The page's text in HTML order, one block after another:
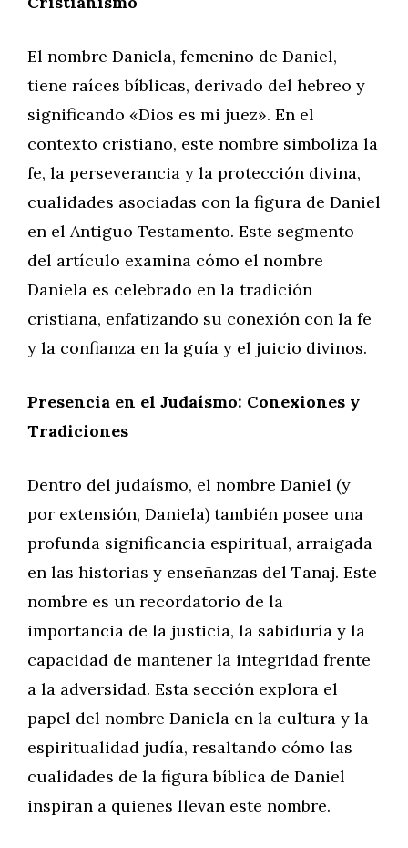
El nombre Daniela, femenino de Daniel,
tiene raíces bíblicas, derivado del hebreo y
significando «Dios es mi juez». En el
contexto cristiano, este nombre simboliza la
fe, la perseverancia y la protección divina,
cualidades asociadas con la figura de Daniel
en el Antiguo Testamento. Este segmento
del artículo examina cómo el nombre
Daniela es celebrado en la tradición
cristiana, enfatizando su conexión con la fe
y la confianza en la guía y el juicio divinos.
Presencia en el Judaísmo: Conexiones y
Tradiciones
Dentro del judaísmo, el nombre Daniel (y
por extensión, Daniela) también posee una
profunda significancia espiritual, arraigada
en las historias y enseñanzas del Tanaj. Este
nombre es un recordatorio de la
importancia de la justicia, la sabiduría y la
capacidad de mantener la integridad frente
a la adversidad. Esta sección explora el
papel del nombre Daniela en la cultura y la
espiritualidad judía, resaltando cómo las
cualidades de la figura bíblica de Daniel
inspiran a quienes llevan este nombre.